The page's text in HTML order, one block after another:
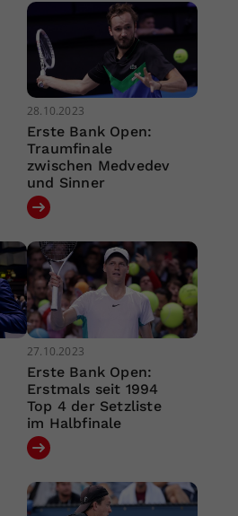
28.10.2023
Erste Bank Open:
Traumfinale
zwischen Medvedev
und Sinner
27.10.2023
Erste Bank Open:
Erstmals seit 1994
Top 4 der Setzliste
im Halbfinale